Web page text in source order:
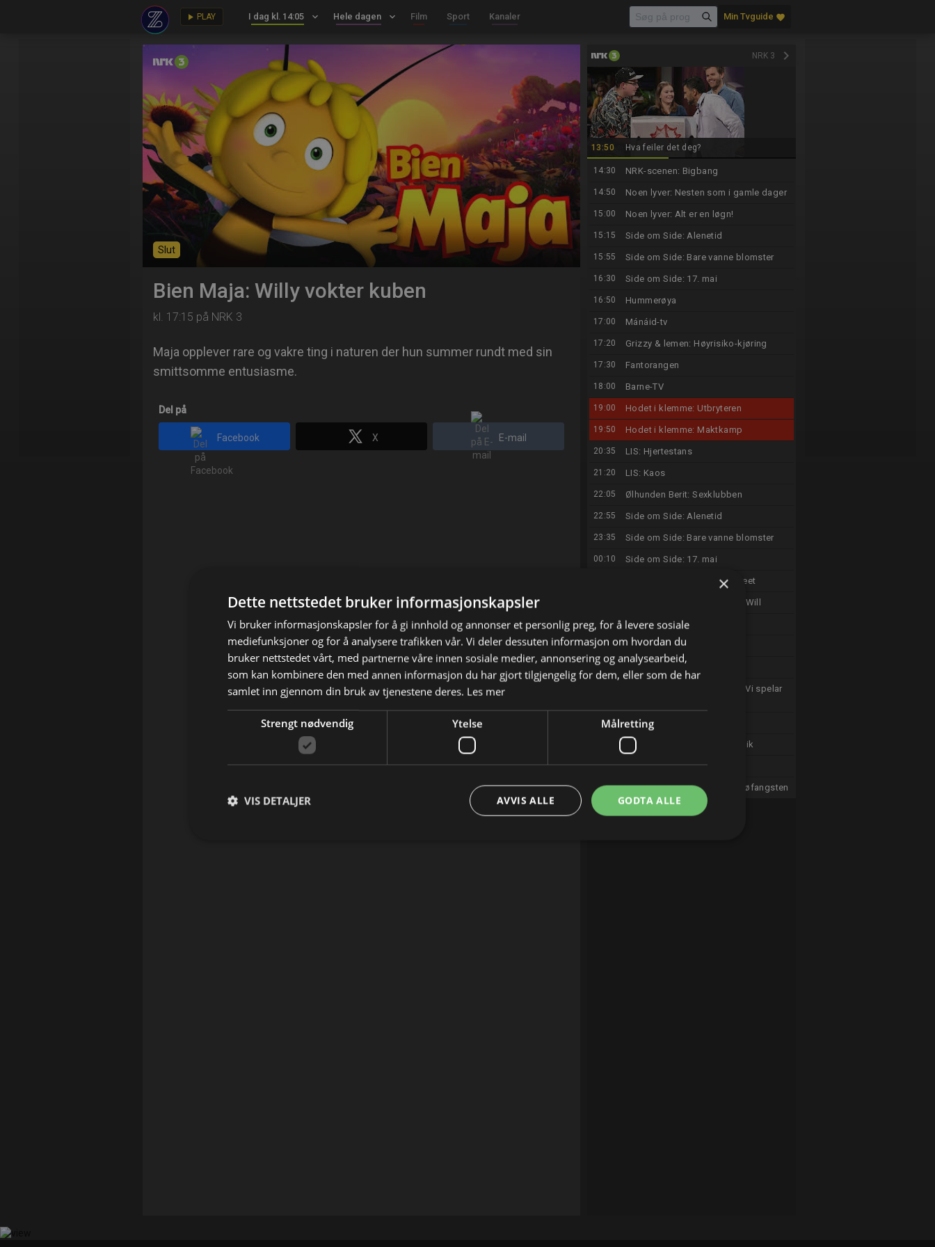
play_arrow PLAY I dag kl. 14:05 keyboard_arrow_down Hele dagen keyboard_arrow_down Film Sport Kanaler Min Tvguide favorite
Slut
Bien Maja: Willy vokter kuben
kl. 17:15 på NRK 3
Maja opplever rare og vakre ting i naturen der hun summer rundt med sin
smittsomme entusiasme.
Del på
Facebook X E-mail
NRK 3 keyboard_arrow_right
13:50 Hva feiler det deg?
14:30 NRK-scenen: Bigbang
14:50 Noen lyver: Nesten som i gamle dager
15:00 Noen lyver: Alt er en løgn!
15:15 Side om Side: Alenetid
15:55 Side om Side: Bare vanne blomster
16:30 Side om Side: 17. mai
16:50 Hummerøya
17:00 Mánáid-tv
17:20 Grizzy & lemen: Høyrisiko-kjøring
17:30 Fantorangen
18:00 Barne-TV
19:00 Hodet i klemme: Utbryteren
19:50 Hodet i klemme: Maktkamp
20:35 LIS: Hjertestans
21:20 LIS: Kaos
22:05 Ølhunden Berit: Sexklubben
22:55 Side om Side: Alenetid
23:35 Side om Side: Bare vanne blomster
00:10 Side om Side: 17. mai
Theodosia: Mareritt på museet
Theodosia: Den fantastiske Will
03:50 Holet i hekken: Hallosuppe
04:00 Skrikvik: Hjemsøkt hus
04:10 Madde og Trygg: Solsikke
Karlas fantalastiske klasse: Vi spelar
04:25 I same hi: Krangel
Cowboy-Billy: Daniel på piknik
04:45 Trumle på tur: Legekontoret
04:55 Petter Kanin: Eventyret om frøfangsten
×
Dette nettstedet bruker informasjonskapsler
Vi bruker informasjonskapsler for å gi innhold og annonser et personlig preg, for å levere sosiale
mediefunksjoner og for å analysere trafikken vår. Vi deler dessuten informasjon om hvordan du
bruker nettstedet vårt, med partnerne våre innen sosiale medier, annonsering og analysearbeid,
som kan kombinere den med annen informasjon du har gjort tilgjengelig for dem, eller som de har
samlet inn gjennom din bruk av tjenestene deres. Les mer
Strengt nødvendig Ytelse Målretting
GODTA ALLE
AVVIS ALLE
VIS DETALJER